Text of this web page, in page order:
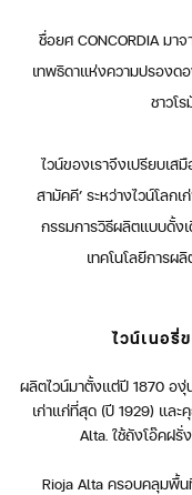
ชื่อยศ CONCORDIA มา
เทพธิดาแห่งความปรองด
ชาวโ
ไวน์ของเราจึงเปรียบเส
สามัคคี’ ระหว่างไวน์โลกเ
กรรมการวิธีผลิตแบบดั้ง
เทคโนโลยีการผ
ไวน์เนอรี่
ผลิตไวน์มาตั้งแต่ปี 1870 องุ่
เก่าแก่ที่สุด (ปี 1929) แล
Alta. ใช้ถังโอ๊คฝรั่
Rioja Alta ครอบคลุมพื้น